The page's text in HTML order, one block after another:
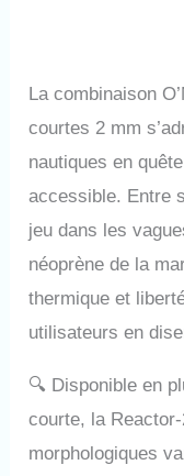
La combinaison
courtes 2 mm
nautiques en
accessible. Entre
jeu dans les
néoprène de la
thermique et
utilisateurs en
🔍 Disponible en
courte, la
morphologiques